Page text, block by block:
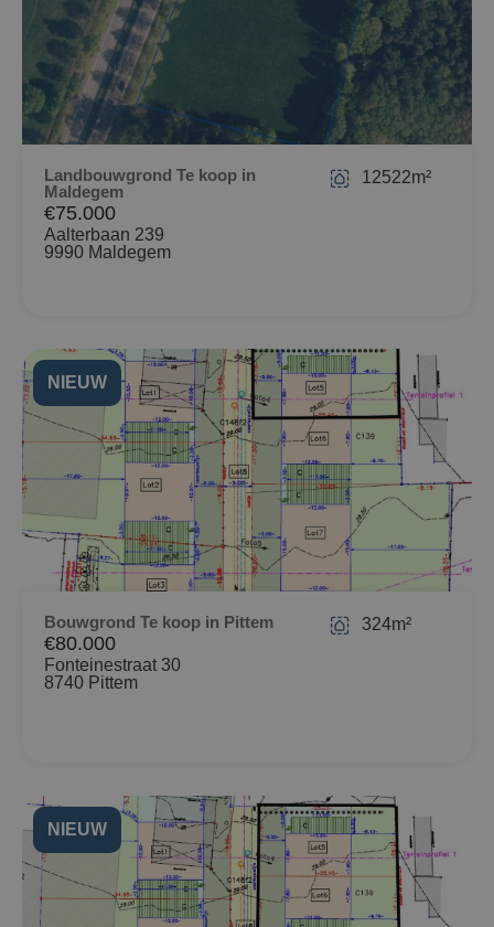
Landbouwgrond Te koop in
Maldegem
€75.000
Aalterbaan 239
9990 Maldegem
12522m²
NIEUW
Bouwgrond Te koop in Pittem
€80.000
Fonteinestraat 30
8740 Pittem
324m²
NIEUW